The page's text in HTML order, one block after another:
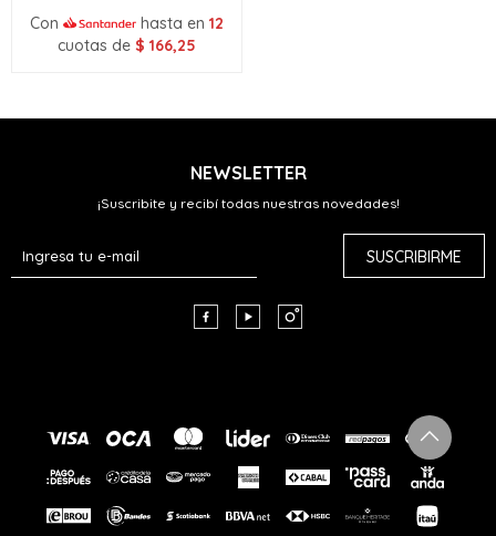
Con hasta en 12
cuotas de $ 166,25
NEWSLETTER
¡Suscribite y recibí todas nuestras novedades!
SUSCRIBIRME
  